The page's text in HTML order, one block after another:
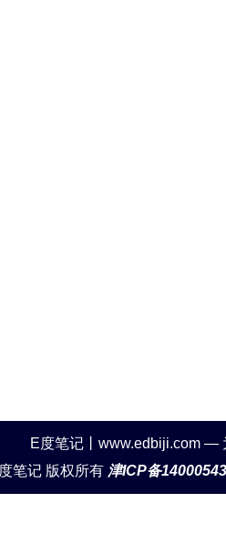
E度笔记丨www.edbiji.com
笔记 版权所有 津ICP备